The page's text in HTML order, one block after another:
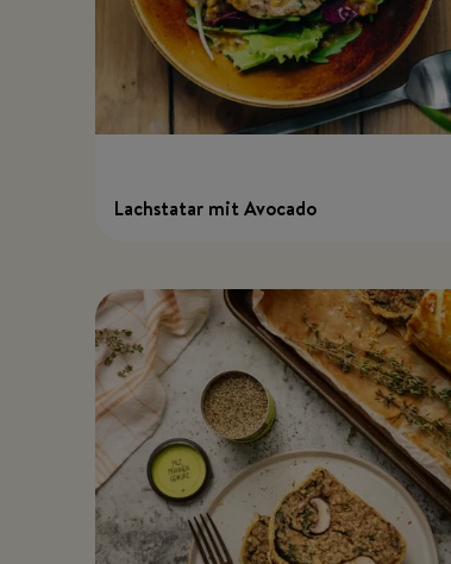
Lachstatar mit Avocado